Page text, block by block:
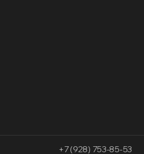
+7 (928) 753-85-53